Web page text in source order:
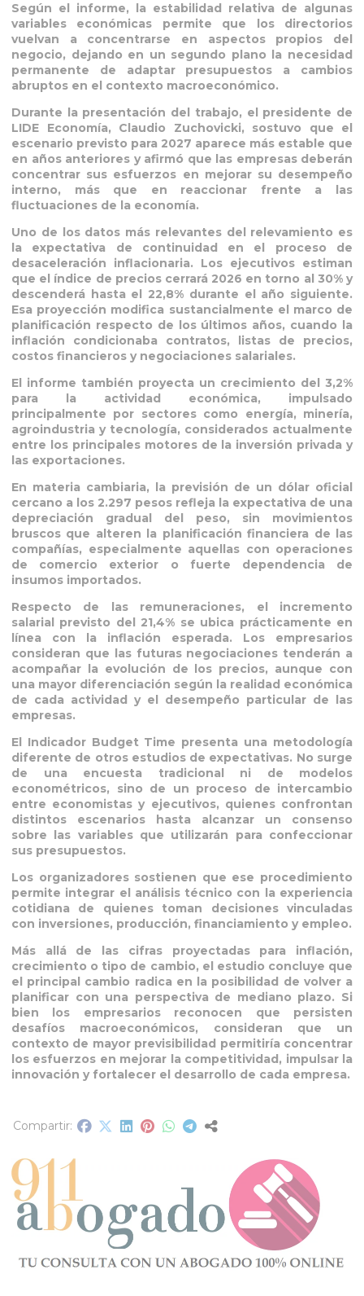
Según el informe, la estabilidad relativa de algunas
variables económicas permite que los directorios
vuelvan a concentrarse en aspectos propios del
negocio, dejando en un segundo plano la necesidad
permanente de adaptar presupuestos a cambios
abruptos en el contexto macroeconómico.
Durante la presentación del trabajo, el presidente de
LIDE Economía, Claudio Zuchovicki, sostuvo que el
escenario previsto para 2027 aparece más estable que
en años anteriores y afirmó que las empresas deberán
concentrar sus esfuerzos en mejorar su desempeño
interno, más que en reaccionar frente a las
fluctuaciones de la economía.
Uno de los datos más relevantes del relevamiento es
la expectativa de continuidad en el proceso de
desaceleración inflacionaria. Los ejecutivos estiman
que el índice de precios cerrará 2026 en torno al 30% y
descenderá hasta el 22,8% durante el año siguiente.
Esa proyección modifica sustancialmente el marco de
planificación respecto de los últimos años, cuando la
inflación condicionaba contratos, listas de precios,
costos financieros y negociaciones salariales.
El informe también proyecta un crecimiento del 3,2%
para la actividad económica, impulsado
principalmente por sectores como energía, minería,
agroindustria y tecnología, considerados actualmente
entre los principales motores de la inversión privada y
las exportaciones.
En materia cambiaria, la previsión de un dólar oficial
cercano a los 2.297 pesos refleja la expectativa de una
depreciación gradual del peso, sin movimientos
bruscos que alteren la planificación financiera de las
compañías, especialmente aquellas con operaciones
de comercio exterior o fuerte dependencia de
insumos importados.
Respecto de las remuneraciones, el incremento
salarial previsto del 21,4% se ubica prácticamente en
línea con la inflación esperada. Los empresarios
consideran que las futuras negociaciones tenderán a
acompañar la evolución de los precios, aunque con
una mayor diferenciación según la realidad económica
de cada actividad y el desempeño particular de las
empresas.
El Indicador Budget Time presenta una metodología
diferente de otros estudios de expectativas. No surge
de una encuesta tradicional ni de modelos
econométricos, sino de un proceso de intercambio
entre economistas y ejecutivos, quienes confrontan
distintos escenarios hasta alcanzar un consenso
sobre las variables que utilizarán para confeccionar
sus presupuestos.
Los organizadores sostienen que ese procedimiento
permite integrar el análisis técnico con la experiencia
cotidiana de quienes toman decisiones vinculadas
con inversiones, producción, financiamiento y empleo.
Más allá de las cifras proyectadas para inflación,
crecimiento o tipo de cambio, el estudio concluye que
el principal cambio radica en la posibilidad de volver a
planificar con una perspectiva de mediano plazo. Si
bien los empresarios reconocen que persisten
desafíos macroeconómicos, consideran que un
contexto de mayor previsibilidad permitiría concentrar
los esfuerzos en mejorar la competitividad, impulsar la
innovación y fortalecer el desarrollo de cada empresa.